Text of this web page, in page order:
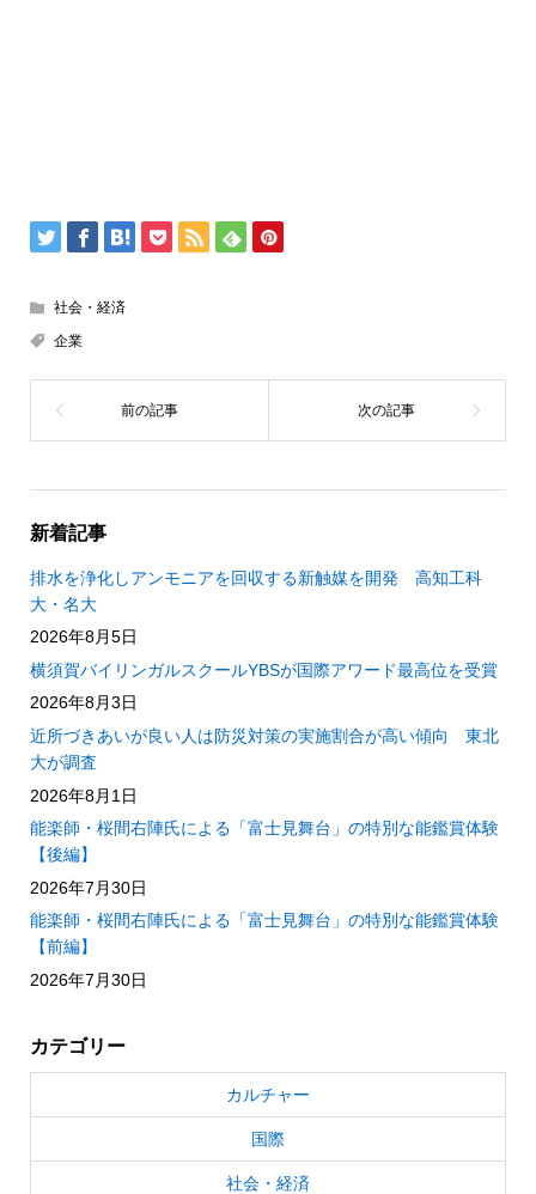
社会・経済
企業
新着記事
排水を浄化しアンモニアを回収する新触媒を開発 高知工科
大・名大
2026年8月5日
横須賀バイリンガルスクールYBSが国際アワード最高位を受賞
2026年8月3日
近所づきあいが良い人は防災対策の実施割合が高い傾向 東北
大が調査
2026年8月1日
能楽師・桜間右陣氏による「富士見舞台」の特別な能鑑賞体験
【後編】
2026年7月30日
能楽師・桜間右陣氏による「富士見舞台」の特別な能鑑賞体験
【前編】
2026年7月30日
カテゴリー
カルチャー
国際
社会・経済